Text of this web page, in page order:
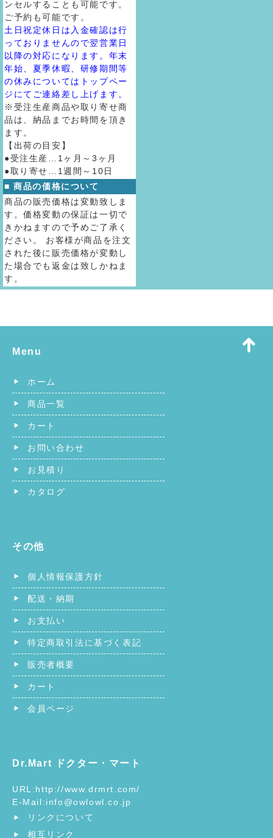
ンセルすることも可能です。
ご予約も可能です。
土日祝定休日は入金確認は行
っておりませんので翌営業日
以降の対応になります。年末
年始、夏季休暇、研修期間等
の休みについてはトップペー
ジにてご連絡差し上げます。
※受注生産商品や取り寄せ商
品は、納品までお時間を頂き
ます。
【出荷の目安】
●受注生産…1ヶ月～3ヶ月
●取り寄せ…1週間～10日
■ 商品の価格について
商品の販売価格は変動致しま
す。価格変動の保証は一切で
きかねますので予めご了承く
ださい。 お客様が商品を注文
された後に販売価格が変動し
た場合でも返金は致しかねま
す。
Menu
ホーム
商品一覧
カート
お問い合わせ
お見積り
カタログ
その他
個人情報保護方針
配送・納期
お支払い
特定商取引法に基づく表記
販売者概要
カート
会員ページ
Dr.Mart ドクター・マート
URL:http://www.drmrt.com/
E-Mail:info@owlowl.co.jp
リンクについて
相互リンク